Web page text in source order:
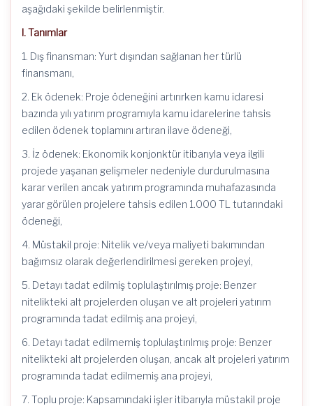
aşağıdaki şekilde belirlenmiştir.
I. Tanımlar
1. Dış finansman: Yurt dışından sağlanan her türlü
finansmanı,
2. Ek ödenek: Proje ödeneğini artırırken kamu idaresi
bazında yılı yatırım programıyla kamu idarelerine tahsis
edilen ödenek toplamını artıran ilave ödeneği,
3. İz ödenek: Ekonomik konjonktür itibarıyla veya ilgili
projede yaşanan gelişmeler nedeniyle durdurulmasına
karar verilen ancak yatırım programında muhafazasında
yarar görülen projelere tahsis edilen 1.000 TL tutarındaki
ödeneği,
4. Müstakil proje: Nitelik ve/veya maliyeti bakımından
bağımsız olarak değerlendirilmesi gereken projeyi,
5. Detayı tadat edilmiş toplulaştırılmış proje: Benzer
nitelikteki alt projelerden oluşan ve alt projeleri yatırım
programında tadat edilmiş ana projeyi,
6. Detayı tadat edilmemiş toplulaştırılmış proje: Benzer
nitelikteki alt projelerden oluşan, ancak alt projeleri yatırım
programında tadat edilmemiş ana projeyi,
7. Toplu proje: Kapsamındaki işler itibarıyla müstakil proje